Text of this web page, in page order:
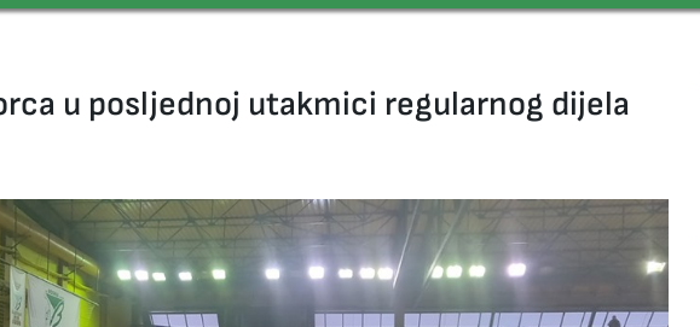
u posljednoj utakmici regularnog dijela